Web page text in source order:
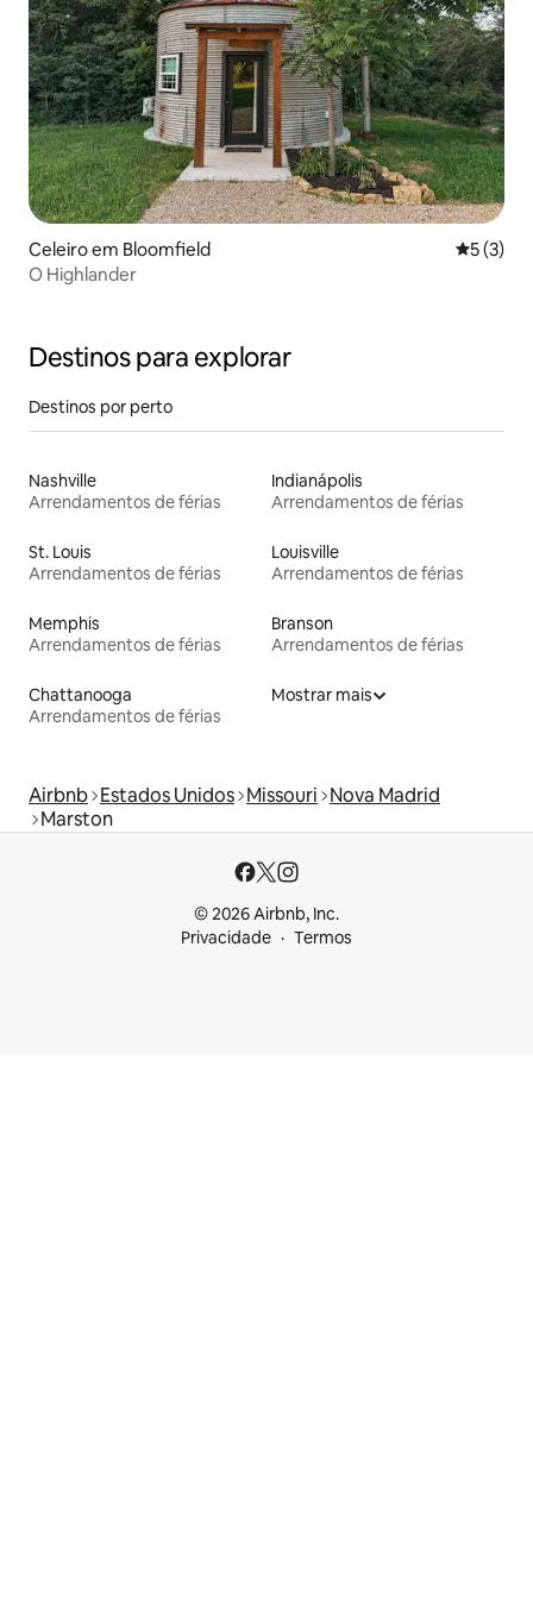
Celeiro em Bloomfield
5 (3)
O Highlander
Destinos para explorar
Destinos por perto
Nashville
Arrendamentos de férias
Indianápolis
Arrendamentos de férias
St. Louis
Arrendamentos de férias
Louisville
Arrendamentos de férias
Memphis
Arrendamentos de férias
Branson
Arrendamentos de férias
Chattanooga
Arrendamentos de férias
Mostrar mais
Airbnb Estados Unidos Missouri Nova Madrid
Marston
© 2026 Airbnb, Inc.
Privacidade
Termos